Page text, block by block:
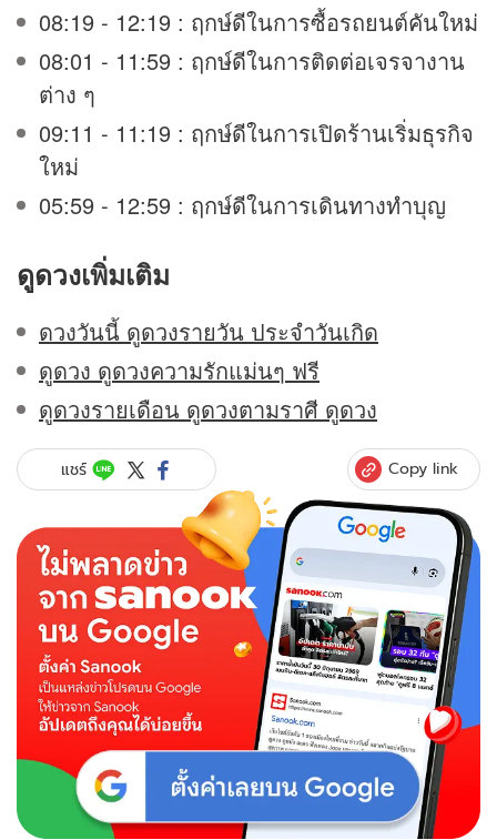
08:19 - 12:19 : ฤกษ์ดีในการซื้อรถยนต์คันใหม่
08:01 - 11:59 : ฤกษ์ดีในการติดต่อเจรจางาน
ต่าง ๆ
09:11 - 11:19 : ฤกษ์ดีในการเปิดร้านเริ่มธุรกิจ
ใหม่
05:59 - 12:59 : ฤกษ์ดีในการเดินทางทำบุญ
ดูดวงเพิ่มเติม
ดวงวันนี้ ดูดวงรายวัน ประจำวันเกิด
ดูดวง ดูดวงความรักแม่นๆ ฟรี
ดูดวงรายเดือน ดูดวงตามราศี ดูดวง
แชร์ Copy link